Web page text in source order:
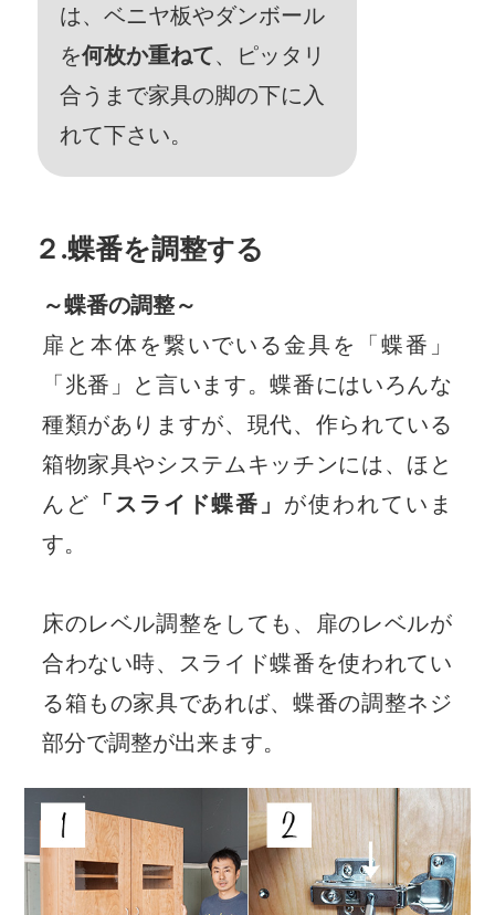
は、ベニヤ板やダンボール
を何枚か重ねて、ピッタリ
合うまで家具の脚の下に入
れて下さい。
２.蝶番を調整する
～蝶番の調整～
扉と本体を繋いでいる金具を「蝶番」
「兆番」と言います。蝶番にはいろんな
種類がありますが、現代、作られている
箱物家具やシステムキッチンには、ほと
んど 「スライド蝶番」 が使われていま
す。
床のレベル調整をしても、扉のレベルが
合わない時、スライド蝶番を使われてい
る箱もの家具であれば、蝶番の調整ネジ
部分で調整が出来ます。